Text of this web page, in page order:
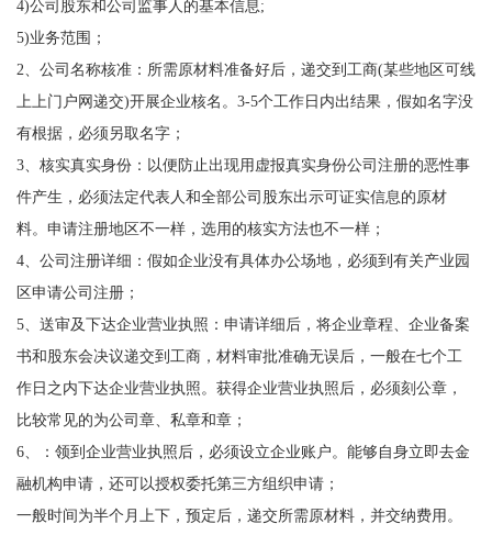
4)公司股东和公司监事人的基本信息;
5)业务范围；
2、公司名称核准：所需原材料准备好后，递交到工商(某些地区可线
上上门户网递交)开展企业核名。3-5个工作日内出结果，假如名字没
有根据，必须另取名字；
3、核实真实身份：以便防止出现用虚报真实身份公司注册的恶性事
件产生，必须法定代表人和全部公司股东出示可证实信息的原材
料。申请注册地区不一样，选用的核实方法也不一样；
4、公司注册详细：假如企业没有具体办公场地，必须到有关产业园
区申请公司注册；
5、送审及下达企业营业执照：申请详细后，将企业章程、企业备案
书和股东会决议递交到工商，材料审批准确无误后，一般在七个工
作日之内下达企业营业执照。获得企业营业执照后，必须刻公章，
比较常见的为公司章、私章和章；
6、：领到企业营业执照后，必须设立企业账户。能够自身立即去金
融机构申请，还可以授权委托第三方组织申请；
一般时间为半个月上下，预定后，递交所需原材料，并交纳费用。